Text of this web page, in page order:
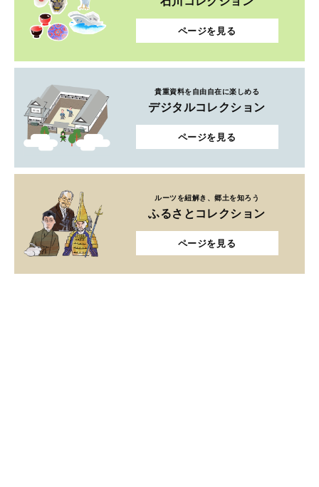
ページを見る
貴重資料を自由自在に楽しめる
デジタルコレクション
ページを見る
ルーツを紐解き、郷土を知ろう
ふるさとコレクション
ページを見る